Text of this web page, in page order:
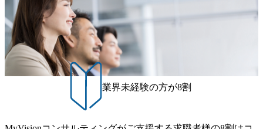
界においてはDX戦略立案、NFT等の新規事業立案を得意と
する。 - 藏満 一馬氏：アクセンチュア出身。金融業界を中
心に、DX戦略策定、新規事業立案、組織変革、規制対応等
の幅広いプロジェクトを主導する。 - 天野 善仁氏：19卒Pw
C出身。Xspear最年少シニアマネージャー 社員インタビュー
ページ (https://www.xspear.co.jp/career/interviews/) 戦略だけの
コンサルは終わり──コンサル業界の風雲児に聞く。“これ
から”のコンサルの在り方 (https://www.businessinsider.jp/articl
e/20250205-simplex-xspear/) Xspear Consultingがえるぼし認定
を取得 (https://www.agara.co.jp/article/382811) シンプレクスと
年間休日は125日（GW8日、夏季9日、年末年始9日） 有給
休暇は年間24日（4月1日入社の場合）で、入社日に付与さ
れます。 年次有給休暇の残日数は、翌年度に繰り越すこと
ができます。 慶弔休暇は、事由により取得可能日数は異な
りますが、3～7日の連続休暇を取得できます。 リフレッシ
ュ休暇は、規程で定める勤続年数ごとに、連続5日のリフレ
ッシュ休暇を取得できます。 【育児や子の看護、介護など
の制度】 育児休暇： 対象：小学校1年修了時の3月31日まで
の子を育てるすべての従業員※期間：通算3年間 短時間勤
業界未経験の方が8割